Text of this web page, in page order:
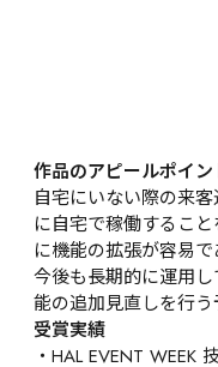
作品のアピールポイ
自宅にいない際の来
に自宅で稼働するこ
に機能の拡張が容易で
今後も長期的に運用
能の追加見直しを行う
受賞実績
・HAL EVENT WEEK